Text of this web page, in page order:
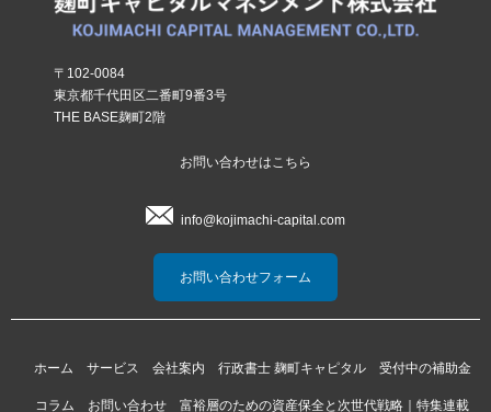
〒102-0084
東京都千代田区二番町9番3号
THE BASE麹町2階
お問い合わせはこちら
info@kojimachi-capital.com
お問い合わせフォーム
ホーム サービス 会社案内 行政書士 麹町キャピタル 受付中の補助金
コラム お問い合わせ 富裕層のための資産保全と次世代戦略｜特集連載